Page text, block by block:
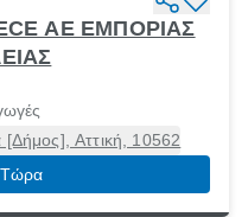
ΑΕ ΕΜΠΟΡΙΑΣ
Αττική, 10562
Τώρα